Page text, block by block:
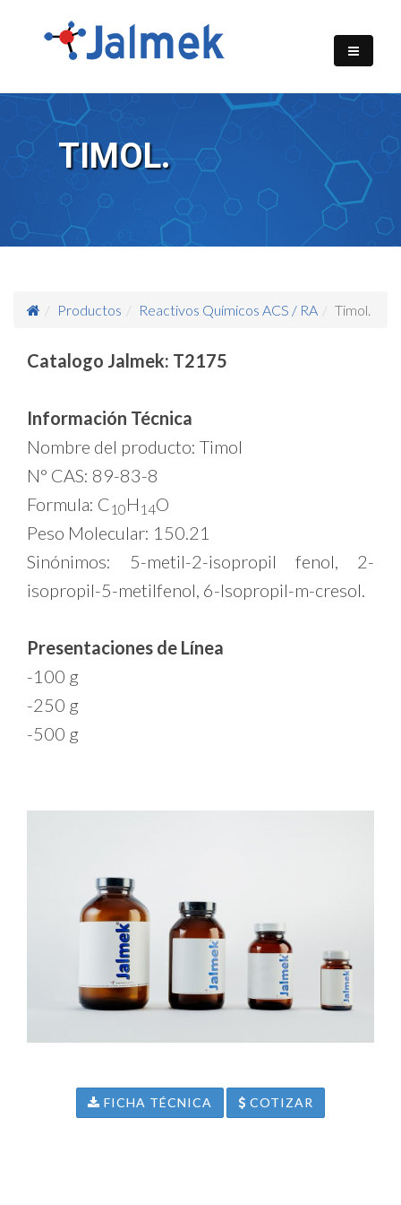
TIMOL.
Productos Reactivos Químicos ACS / RA Timol.
Catalogo Jalmek: T2175
Información Técnica
Nombre del producto: Timol
N° CAS: 89-83-8
Formula: C10H 14O
Peso Molecular: 150.21
Sinónimos: 5-metil-2-isopropil fenol, 2-
isopropil-5-metilfenol, 6-Isopropil-m-cresol.
Presentaciones de Línea
-100 g
-250 g
-500 g
FICHA TÉCNICA COTIZAR